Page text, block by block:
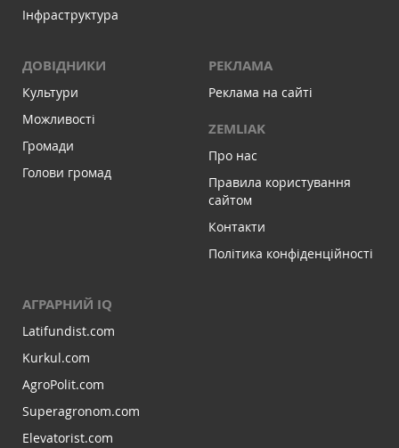
Інфраструктура
ДОВІДНИКИ
Культури
Можливості
Громади
Голови громад
РЕКЛАМА
Реклама на сайті
ZEMLIAK
Про нас
Правила користування
сайтом
Контакти
Політика конфіденційності
АГРАРНИЙ IQ
Latifundist.com
Kurkul.com
AgroPolit.com
Superagronom.com
Elevatorist.com